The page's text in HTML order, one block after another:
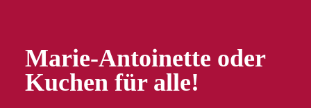
Marie-Antoinette oder
Kuchen für alle!